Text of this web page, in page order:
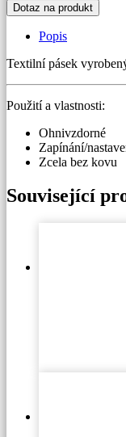
Dotaz na produkt
Popis
Textilní pásek
Použití a vlastnosti:
Ohnivzdorné
Zapínání/
Zcela bez kovu
Související